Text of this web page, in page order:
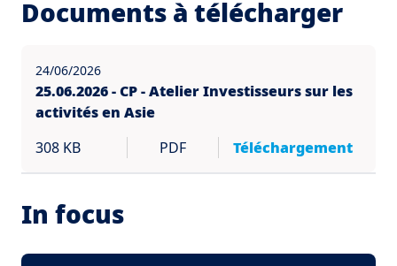
Documents à télécharger
24/06/2026
25.06.2026 - CP - Atelier Investisseurs sur les
activités en Asie
308 KB
PDF Téléchargement
In focus